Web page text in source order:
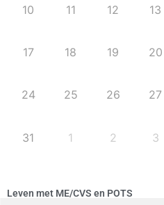
10 11 12 13
17 18 19 20
24 25 26 27
31 1 2 3
Leven met ME/CVS en POTS